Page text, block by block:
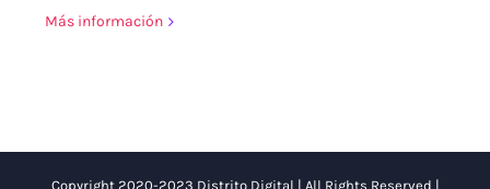
Más información
Copyright 2020-2023 Distrito Digital | All Rights Reserved |